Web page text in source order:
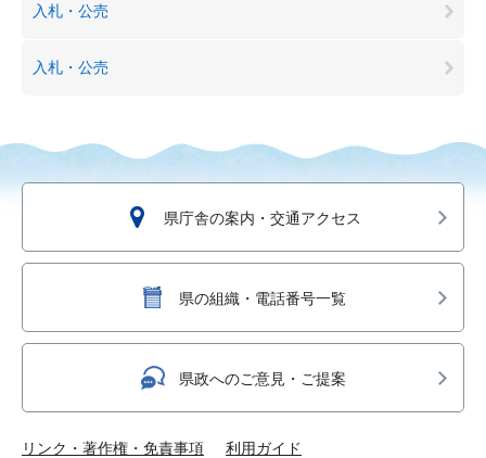
入札・公売
入札・公売
県庁舎の案内・交通アクセス
県の組織・電話番号一覧
県政へのご意見・ご提案
リンク・著作権・免責事項 利用ガイド